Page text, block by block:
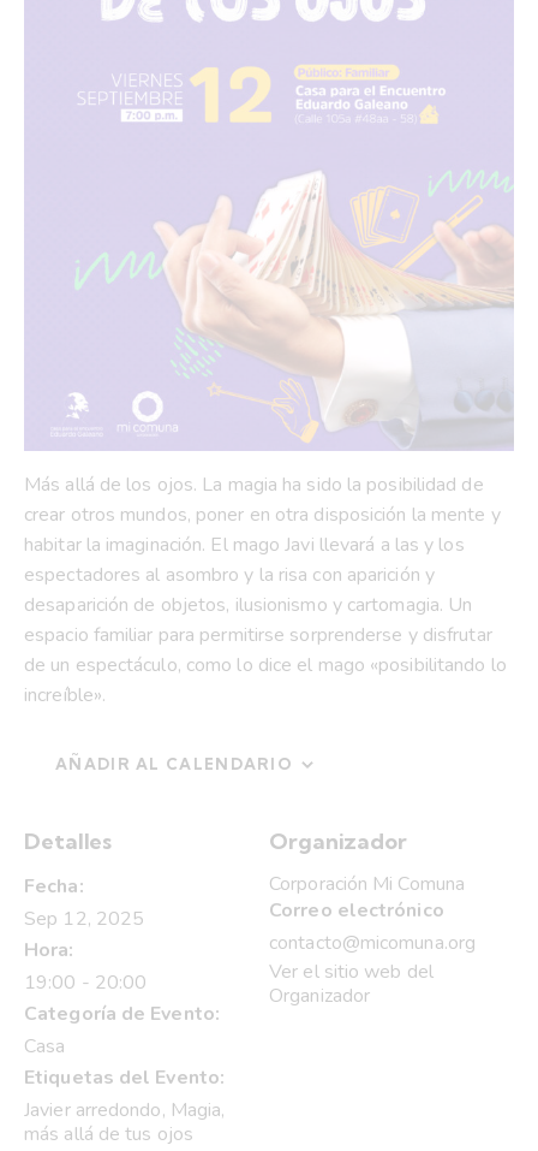
Más allá de los ojos. La magia ha sido la posibilidad de
crear otros mundos, poner en otra disposición la mente y
habitar la imaginación. El mago Javi llevará a las y los
espectadores al asombro y la risa con aparición y
desaparición de objetos, ilusionismo y cartomagia. Un
espacio familiar para permitirse sorprenderse y disfrutar
de un espectáculo, como lo dice el mago «posibilitando lo
increíble».
AÑADIR AL CALENDARIO
Detalles
Fecha:
Sep 12, 2025
Hora:
19:00 - 20:00
Categoría de Evento:
Casa
Etiquetas del Evento:
Javier arredondo, Magia,
más allá de tus ojos
Organizador
Corporación Mi Comuna
Correo electrónico
contacto@micomuna.org
Ver el sitio web del
Organizador